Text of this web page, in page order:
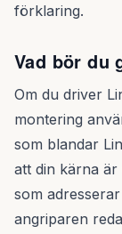
förklaring.
Vad bör du
Om du driver
montering
som blandar
att din kärna är
som adresserar
angriparen